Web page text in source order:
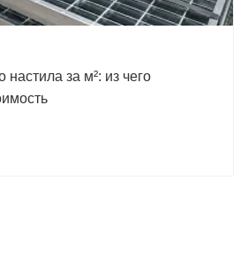
настила за м²: из чего